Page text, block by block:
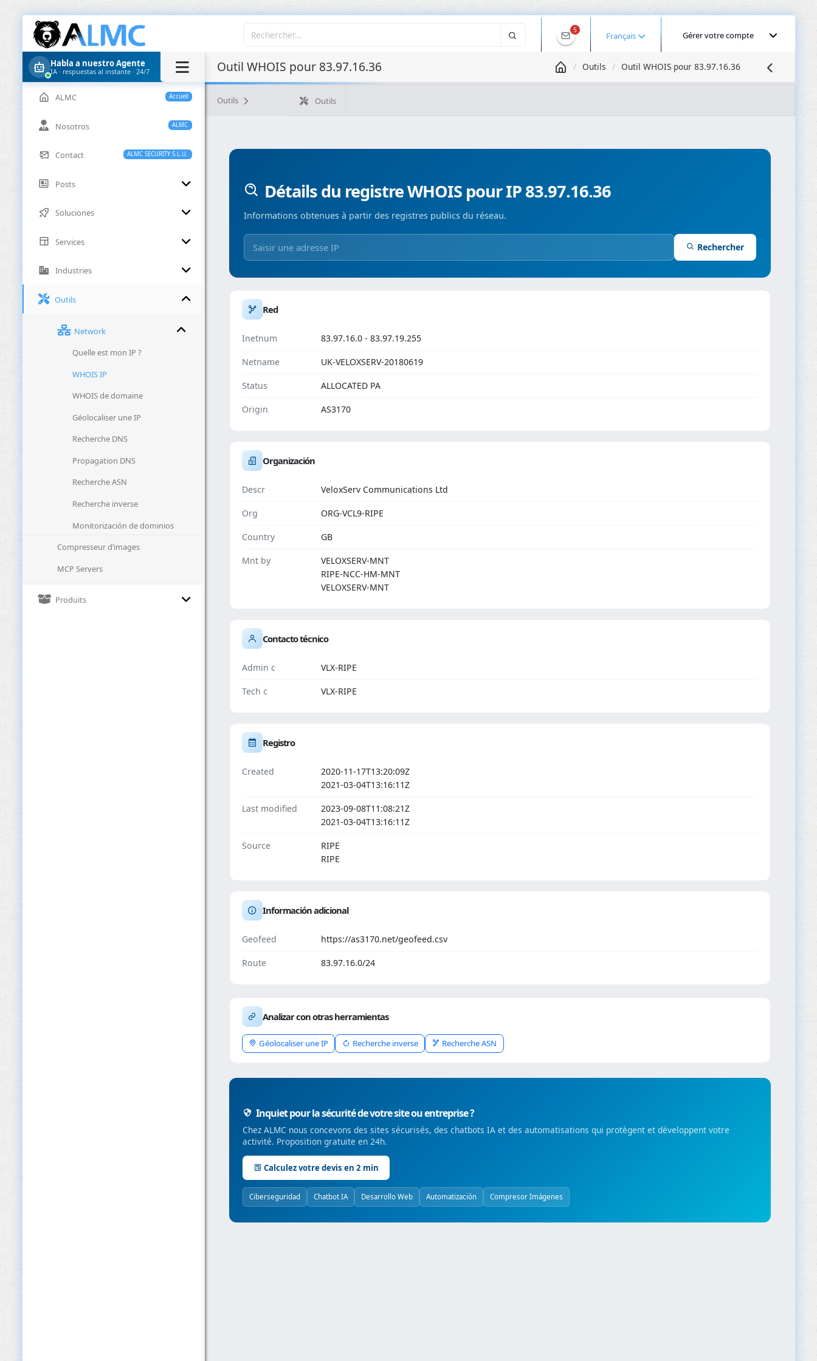
5
Français Gérer votre compte
Habla a nuestro Agente
IA · respuestas al instante · 24/7
Accueil
ALMC
ALMC
Nosotros
ALMC SECURITY S.L.U.
Contact
Posts
Soluciones
Services
Industries
Outils
Network
Quelle est mon IP ?
WHOIS IP
WHOIS de domaine
Géolocaliser une IP
Recherche DNS
Propagation DNS
Recherche ASN
Recherche inverse
Monitorización de dominios
Compresseur d’images
MCP Servers
Produits
Outil WHOIS pour 83.97.16.36 Outils Outil WHOIS pour 83.97.16.36
Outils Outils
Détails du registre WHOIS pour IP 83.97.16.36
Informations obtenues à partir des registres publics du réseau.
Rechercher
Red
Inetnum 83.97.16.0 - 83.97.19.255
Netname UK-VELOXSERV-20180619
Status ALLOCATED PA
Origin AS3170
Organización
Descr VeloxServ Communications Ltd
Org ORG-VCL9-RIPE
Country GB
Mnt by
VELOXSERV-MNT
RIPE-NCC-HM-MNT
VELOXSERV-MNT
Contacto técnico
Admin c VLX-RIPE
Tech c VLX-RIPE
Registro
Created
2020-11-17T13:20:09Z
2021-03-04T13:16:11Z
Last modified
2023-09-08T11:08:21Z
2021-03-04T13:16:11Z
Source
RIPE
RIPE
Información adicional
Geofeed https://as3170.net/geofeed.csv
Route 83.97.16.0/24
Analizar con otras herramientas
Géolocaliser une IP Recherche inverse Recherche ASN
Inquiet pour la sécurité de votre site ou entreprise ?
Chez ALMC nous concevons des sites sécurisés, des chatbots IA et des automatisations qui protègent et développent votre
activité. Proposition gratuite en 24h.
Calculez votre devis en 2 min
Ciberseguridad Chatbot IA Desarrollo Web Automatización Compresor Imágenes